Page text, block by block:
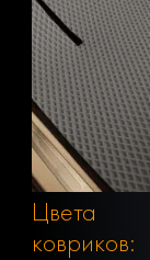
Цвета
ковриков: